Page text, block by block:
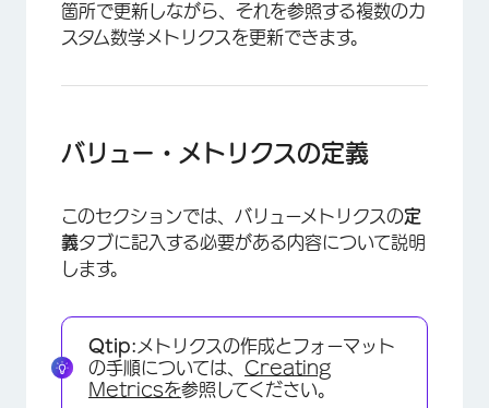
箇所で更新しながら、それを参照する複数のカ
スタム数学メトリクスを更新できます。
バリュー・メトリクスの定義
このセクションでは、バリューメトリクスの定
義タブに記入する必要がある内容について説明
します。
Qtip: メトリクスの作成とフォーマット
の手順については、 Creating
Metricsを参照してください。